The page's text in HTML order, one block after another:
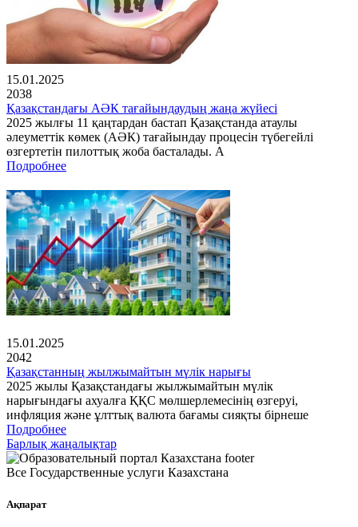
15.01.2025
2038
Қазақстандағы АӘК тағайындаудың жаңа жүйесі
2025 жылғы 11 қаңтардан бастап Қазақстанда атаулы
әлеуметтік көмек (АӘК) тағайындау процесін түбегейлі
өзгертетін пилоттық жоба басталады. А
Подробнее
15.01.2025
2042
Қазақстанның жылжымайтын мүлік нарығы
2025 жылы Қазақстандағы жылжымайтын мүлік
нарығындағы ахуалға ҚҚС мөлшерлемесінің өзгеруі,
инфляция және ұлттық валюта бағамы сияқты бірнеше
Подробнее
Барлық жаңалықтар
Все Государственные услуги Казахстана
Ақпарат